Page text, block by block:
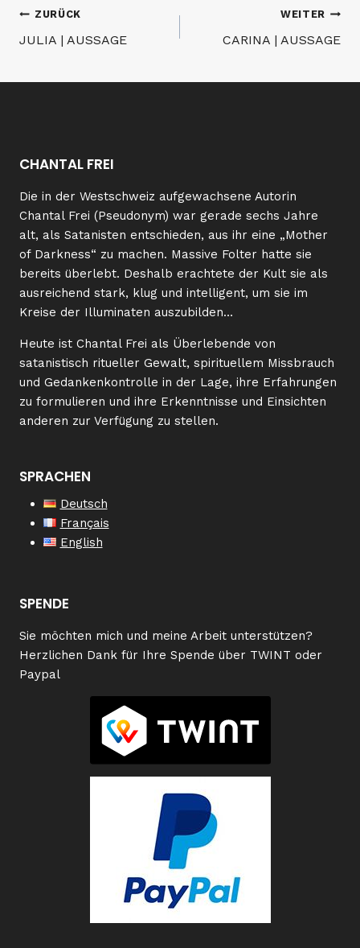
Beitragsnavigation
ZURÜCK
JULIA | AUSSAGE
WEITER
CARINA | AUSSAGE
CHANTAL FREI
Die in der Westschweiz aufgewachsene Autorin
Chantal Frei (Pseudonym) war gerade sechs Jahre
alt, als Satanisten entschieden, aus ihr eine „Mother
of Darkness“ zu machen. Massive Folter hatte sie
bereits überlebt. Deshalb erachtete der Kult sie als
ausreichend stark, klug und intelligent, um sie im
Kreise der Illuminaten auszubilden…
Heute ist Chantal Frei als Überlebende von
satanistisch ritueller Gewalt, spirituellem Missbrauch
und Gedankenkontrolle in der Lage, ihre Erfahrungen
zu formulieren und ihre Erkenntnisse und Einsichten
anderen zur Verfügung zu stellen.
SPRACHEN
Deutsch
Français
English
SPENDE
Sie möchten mich und meine Arbeit unterstützen?
Herzlichen Dank für Ihre Spende über TWINT oder
Paypal